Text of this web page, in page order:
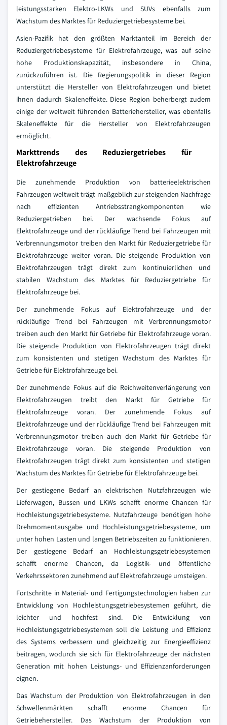
leistungsstarken Elektro-LKWs und SUVs ebenfalls zum
Wachstum des Marktes für Reduziergetriebesysteme bei.
Asien-Pazifik hat den größten Marktanteil im Bereich der
Reduziergetriebesysteme für Elektrofahrzeuge, was auf seine
hohe Produktionskapazität, insbesondere in China,
zurückzuführen ist. Die Regierungspolitik in dieser Region
unterstützt die Hersteller von Elektrofahrzeugen und bietet
ihnen dadurch Skaleneffekte. Diese Region beherbergt zudem
einige der weltweit führenden Batteriehersteller, was ebenfalls
Skaleneffekte für die Hersteller von Elektrofahrzeugen
ermöglicht.
Markttrends des Reduziergetriebes für
Elektrofahrzeuge
Die zunehmende Produktion von batterieelektrischen
Fahrzeugen weltweit trägt maßgeblich zur steigenden Nachfrage
nach effizienten Antriebsstrangkomponenten wie
Reduziergetrieben bei. Der wachsende Fokus auf
Elektrofahrzeuge und der rückläufige Trend bei Fahrzeugen mit
Verbrennungsmotor treiben den Markt für Reduziergetriebe für
Elektrofahrzeuge weiter voran. Die steigende Produktion von
Elektrofahrzeugen trägt direkt zum kontinuierlichen und
stabilen Wachstum des Marktes für Reduziergetriebe für
Elektrofahrzeuge bei.
Der zunehmende Fokus auf Elektrofahrzeuge und der
rückläufige Trend bei Fahrzeugen mit Verbrennungsmotor
treiben auch den Markt für Getriebe für Elektrofahrzeuge voran.
Die steigende Produktion von Elektrofahrzeugen trägt direkt
zum konsistenten und stetigen Wachstum des Marktes für
Getriebe für Elektrofahrzeuge bei.
Der zunehmende Fokus auf die Reichweitenverlängerung von
Elektrofahrzeugen treibt den Markt für Getriebe für
Elektrofahrzeuge voran. Der zunehmende Fokus auf
Elektrofahrzeuge und der rückläufige Trend bei Fahrzeugen mit
Verbrennungsmotor treiben auch den Markt für Getriebe für
Elektrofahrzeuge voran. Die steigende Produktion von
Elektrofahrzeugen trägt direkt zum konsistenten und stetigen
Wachstum des Marktes für Getriebe für Elektrofahrzeuge bei.
Der gestiegene Bedarf an elektrischen Nutzfahrzeugen wie
Lieferwagen, Bussen und LKWs schafft enorme Chancen für
Hochleistungsgetriebesysteme. Nutzfahrzeuge benötigen hohe
Drehmomentausgabe und Hochleistungsgetriebesysteme, um
unter hohen Lasten und langen Betriebszeiten zu funktionieren.
Der gestiegene Bedarf an Hochleistungsgetriebesystemen
schafft enorme Chancen, da Logistik- und öffentliche
Verkehrssektoren zunehmend auf Elektrofahrzeuge umsteigen.
Fortschritte in Material- und Fertigungstechnologien haben zur
Entwicklung von Hochleistungsgetriebesystemen geführt, die
leichter und hochfest sind. Die Entwicklung von
Hochleistungsgetriebesystemen soll die Leistung und Effizienz
des Systems verbessern und gleichzeitig zur Energieeffizienz
beitragen, wodurch sie sich für Elektrofahrzeuge der nächsten
Generation mit hohen Leistungs- und Effizienzanforderungen
eignen.
Das Wachstum der Produktion von Elektrofahrzeugen in den
Schwellenmärkten schafft enorme Chancen für
Getriebehersteller. Das Wachstum der Produktion von